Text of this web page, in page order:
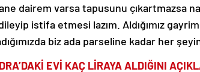
dairem varsa tapusunu çıkartmazsa
istifa etmesi lazım. Aldığımız
biz ada parseline kadar her
EVİ KAÇ LİRAYA ALDIĞINI